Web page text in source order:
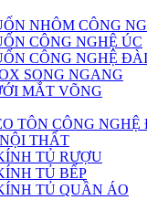
NHÔM CÔNG
CÔNG NGHỆ ÚC
CÔNG NGHỆ
SONG NGANG
MẮT VÕNG
TÔN CÔNG
THẤT
TỦ RƯỢU
TỦ BẾP
TỦ QUẦN ÁO